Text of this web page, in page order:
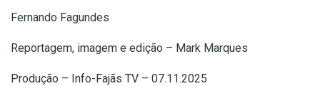
Fernando Fagundes
Reportagem, imagem e edição – Mark Marques
Produção – Info-Fajãs TV – 07.11.2025